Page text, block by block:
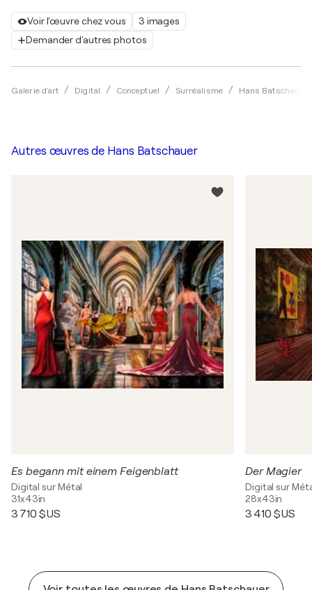
Voir l'œuvre chez vous
3 images
Demander d'autres photos
Galerie d'art Digital Conceptuel Surréalisme Hans Batschauer
Autres œuvres de Hans Batschauer
Es begann mit einem Feigenblatt
Digital sur Métal
31x43in
3 710 $US
Der Magier
Digital sur
28x43in
3 410 $US